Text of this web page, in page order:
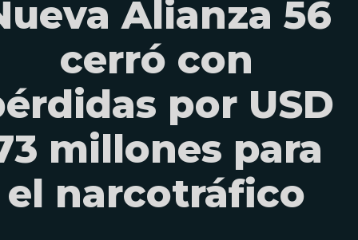
Alianza 56
cerró con
por USD
millones para
el narcotráfico